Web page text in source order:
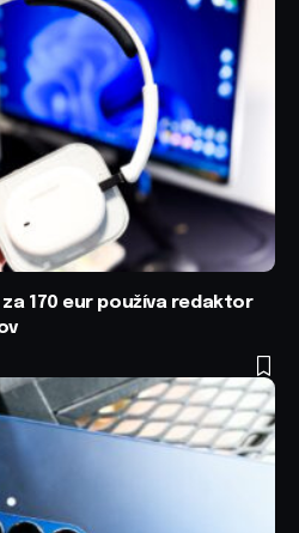
170 eur používa redaktor